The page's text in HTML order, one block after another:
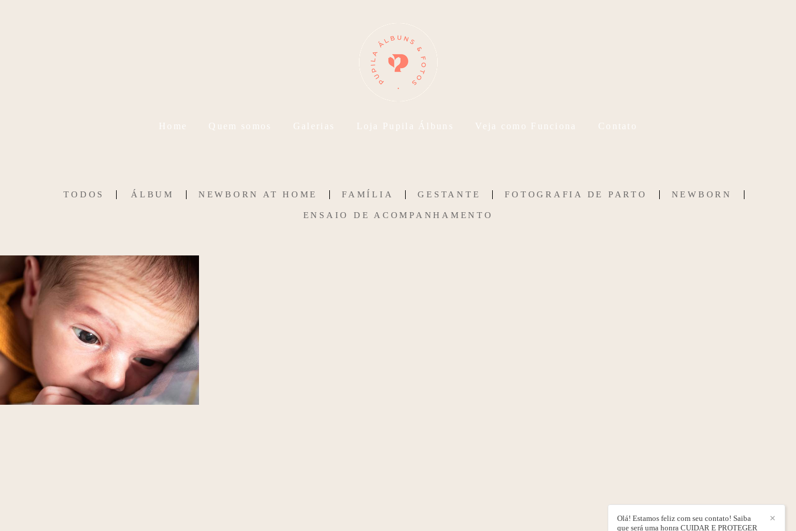
Home Quem somos Galerias Loja Pupila Álbuns Veja como Funciona Contato
TODOS ÁLBUM NEWBORN AT HOME FAMÍLIA GESTANTE FOTOGRAFIA DE PARTO NEWBORN
ENSAIO DE ACOMPANHAMENTO
306 29
✕
Olá! Estamos feliz com seu contato! Saiba
que será uma honra CUIDAR E PROTEGER